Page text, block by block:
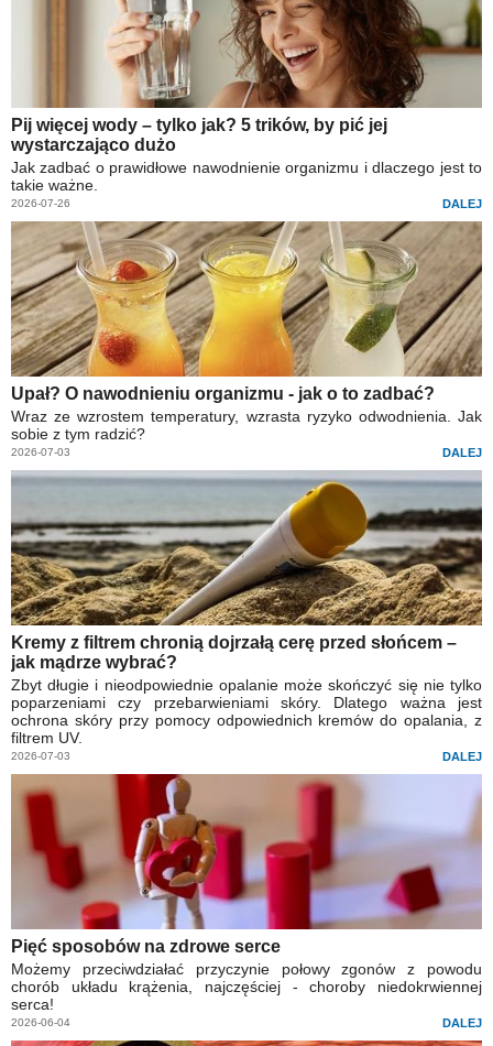
Pij więcej wody – tylko jak? 5 trików, by pić jej
wystarczająco dużo
Jak zadbać o prawidłowe nawodnienie organizmu i dlaczego jest to
takie ważne.
2026-07-26 DALEJ
Upał? O nawodnieniu organizmu - jak o to zadbać?
Wraz ze wzrostem temperatury, wzrasta ryzyko odwodnienia. Jak
sobie z tym radzić?
2026-07-03 DALEJ
Kremy z filtrem chronią dojrzałą cerę przed słońcem –
jak mądrze wybrać?
Zbyt długie i nieodpowiednie opalanie może skończyć się nie tylko
poparzeniami czy przebarwieniami skóry. Dlatego ważna jest
ochrona skóry przy pomocy odpowiednich kremów do opalania, z
filtrem UV.
2026-07-03 DALEJ
Pięć sposobów na zdrowe serce
Możemy przeciwdziałać przyczynie połowy zgonów z powodu
chorób układu krążenia, najczęściej - choroby niedokrwiennej
serca!
2026-06-04 DALEJ